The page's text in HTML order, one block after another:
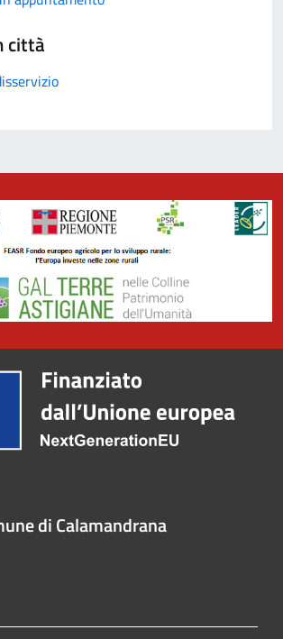
città
di Calamandrana